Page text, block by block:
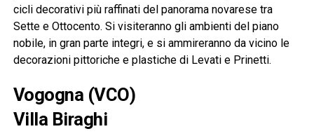
cicli decorativi più raffinati del panorama novarese tra
Sette e Ottocento. Si visiteranno gli ambienti del piano
nobile, in gran parte integri, e si ammireranno da vicino le
decorazioni pittoriche e plastiche di Levati e Prinetti.
Vogogna (VCO)
Villa Biraghi